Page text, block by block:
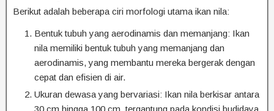
Berikut adalah beberapa ciri morfologi utama ikan nila:
Bentuk tubuh yang aerodinamis dan memanjang: Ikan
nila memiliki bentuk tubuh yang memanjang dan
aerodinamis, yang membantu mereka bergerak dengan
cepat dan efisien di air.
Ukuran dewasa yang bervariasi: Ikan nila berkisar antara
30 cm hingga 100 cm, tergantung pada kondisi budidaya.